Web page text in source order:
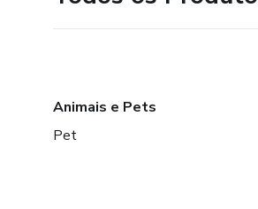
Animais e Pets
Pet